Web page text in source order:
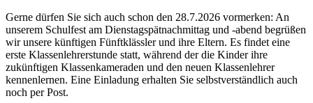
Gerne dürfen Sie sich auch schon den 28.7.2026 vormerken: An
unserem Schulfest am Dienstagspätnachmittag und -abend begrüßen
wir unsere künftigen Fünftklässler und ihre Eltern. Es findet eine
erste Klassenlehrerstunde statt, während der die Kinder ihre
zukünftigen Klassenkameraden und den neuen Klassenlehrer
kennenlernen. Eine Einladung erhalten Sie selbstverständlich auch
noch per Post.